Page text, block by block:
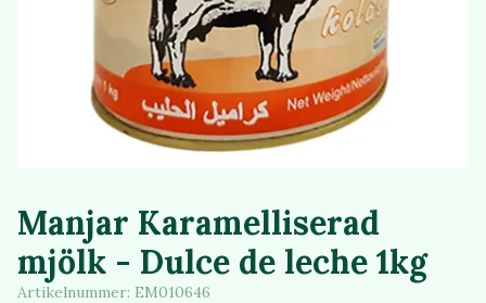
Manjar Karamelliserad
mjölk - Dulce de leche 1kg
Artikelnummer: EM010646